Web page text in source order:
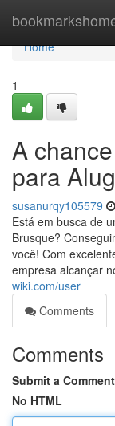
Home
Home
1
A
para
susanurqy105579
Está em busca de
Brusque?
você! Com
empresa alcançar
wiki.com/user
Comments
Comments
Submit a Comment
No HTML